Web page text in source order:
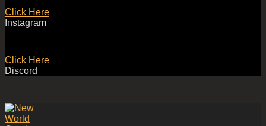
Click Here
Instagram
Click Here
Discord